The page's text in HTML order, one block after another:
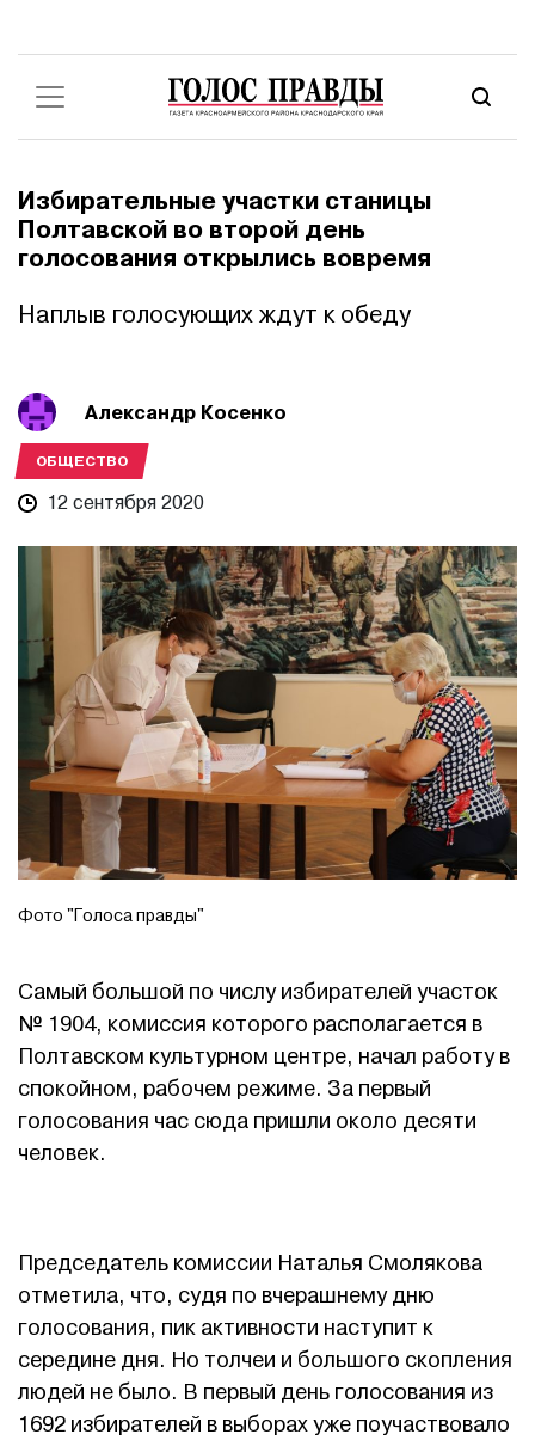
Избирательные участки станицы
Полтавской во второй день
голосования открылись вовремя
Наплыв голосующих ждут к обеду
Александр Косенко
ОБЩЕСТВО
12 сентября 2020
Фото "Голоса правды"
Самый большой по числу избирателей участок
№ 1904, комиссия которого располагается в
Полтавском культурном центре, начал работу в
спокойном, рабочем режиме. За первый
голосования час сюда пришли около десяти
человек.
Председатель комиссии Наталья Смолякова
отметила, что, судя по вчерашнему дню
голосования, пик активности наступит к
середине дня. Но толчеи и большого скопления
людей не было. В первый день голосования из
1692 избирателей в выборах уже поучаствовало